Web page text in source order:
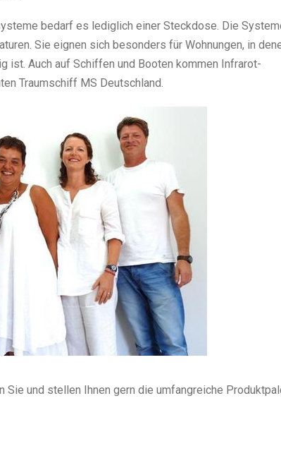
bedarf es lediglich einer Steckdose. Die
Sie eignen sich besonders für Wohnungen, in
ist. Auch auf Schiffen und Booten kommen Infrarot-
Traumschiff MS Deutschland.
Sie und stellen Ihnen gern die umfangreiche